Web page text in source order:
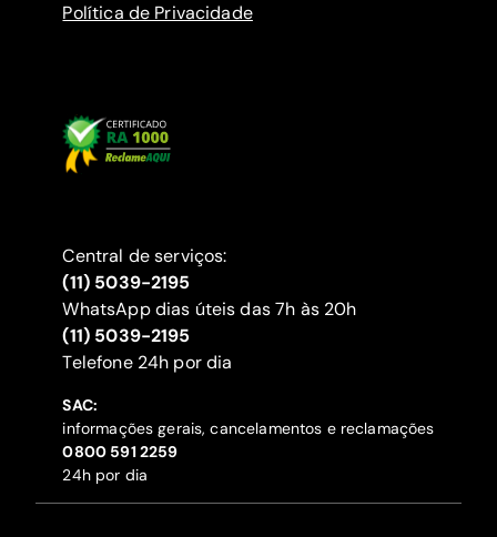
Política de Privacidade
Central de serviços:
(11) 5039-2195
WhatsApp dias úteis das 7h às 20h
(11) 5039-2195
‍Telefone 24h por dia
SAC:
informações gerais, cancelamentos e reclamações
‍0800 591 2259
24h por dia